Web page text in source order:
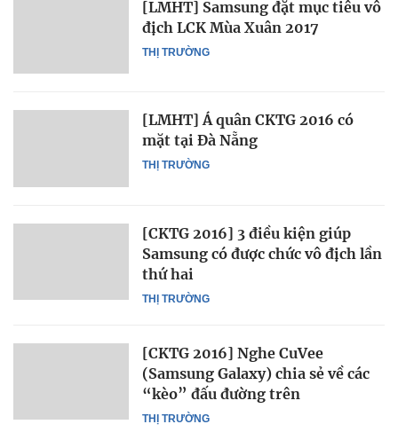
THỊ TRƯỜNG
[LMHT] Samsung đặt mục tiêu vô
địch LCK Mùa Xuân 2017
THỊ TRƯỜNG
[LMHT] Á quân CKTG 2016 có
mặt tại Đà Nẵng
THỊ TRƯỜNG
[CKTG 2016] 3 điều kiện giúp
Samsung có được chức vô địch lần
thứ hai
THỊ TRƯỜNG
[CKTG 2016] Nghe CuVee
(Samsung Galaxy) chia sẻ về các
“kèo” đấu đường trên